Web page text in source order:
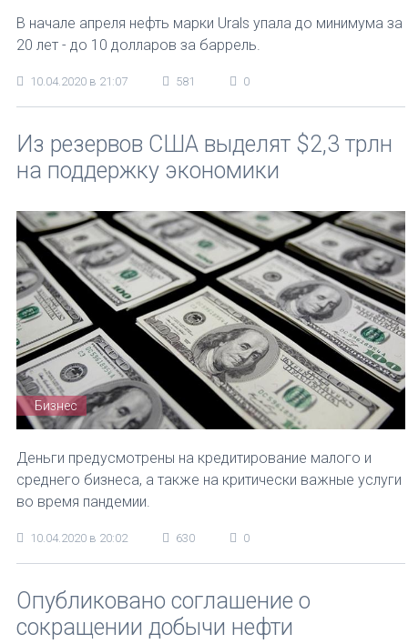
В начале апреля нефть марки Urals упала до минимума за
20 лет - до 10 долларов за баррель.
10.04.2020 в 21:07 581 0
Из резервов США выделят $2,3 трлн
на поддержку экономики
Бизнес
Деньги предусмотрены на кредитирование малого и
среднего бизнеса, а также на критически важные услуги
во время пандемии.
10.04.2020 в 20:02 630 0
Опубликовано соглашение о
сокращении добычи нефти